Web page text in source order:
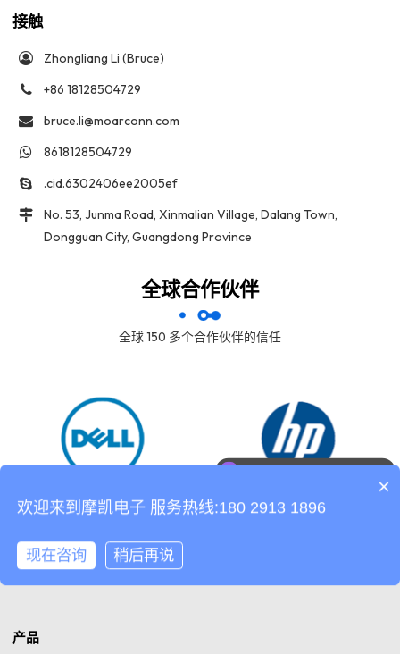
接触
Zhongliang Li (Bruce)
+86 18128504729
bruce.li@moarconn.com
8618128504729
.cid.6302406ee2005ef
No. 53, Junma Road, Xinmalian Village, Dalang Town,
Dongguan City, Guangdong Province
全球合作伙伴
全球 150 多个合作伙伴的信任
产品
×
欢迎来到摩凯电子 服务热线:180 2913 1896
现在咨询 稍后再说